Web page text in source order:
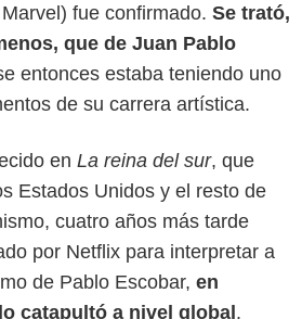
fue confirmado. Se trató,
que de Juan Pablo
entonces estaba teniendo uno
de su carrera artística.
en La reina del sur, que
Estados Unidos y el resto de
cuatro años más tarde
por Netflix para interpretar a
de Pablo Escobar, en
catapultó a nivel global.
Entertainment Television